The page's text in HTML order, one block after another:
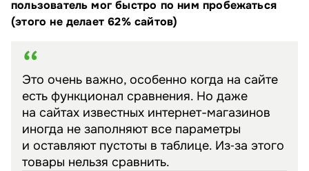
пользователь мог быстро по ним пробежаться
(этого не делает 62% сайтов)
Это очень важно, особенно когда на сайте
есть функционал сравнения. Но даже
на сайтах известных интернет-магазинов
иногда не заполняют все параметры
и оставляют пустоты в таблице. Из‑за этого
товары нельзя сравнить.